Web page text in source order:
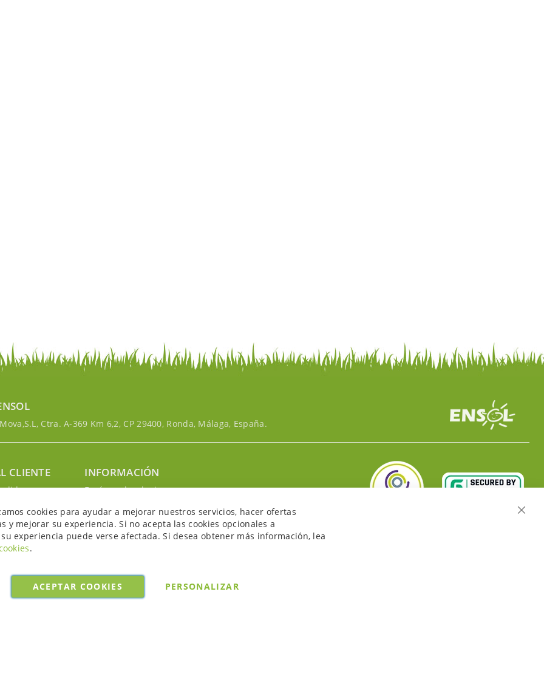
Ctra. A-369 Km 6,2, CP 29400, Ronda, Málaga, España.
CLIENTE INFORMACIÓN
Envíos y devoluciones
Política de cookies
Aviso legal y condiciones
cookies para ayudar a mejorar nuestros servicios, hacer ofertas
y mejorar su experiencia. Si no acepta las cookies opcionales a
experiencia puede verse afectada. Si desea obtener más información, lea
.
ACEPTAR COOKIES PERSONALIZAR